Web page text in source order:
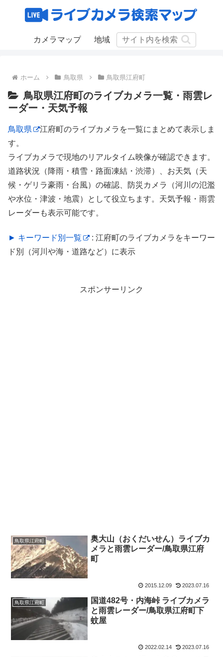
カメラマップ 地域
ホーム 鳥取県 鳥取県江府町
鳥取県江府町のライブカメラ一覧・雨雲レ
ーダー・天気予報
鳥取県
江府町のライブカメラを一覧にまとめて表示しま
す。
ライブカメラで現地のリアルタイム映像が確認できます。
道路状況（降雨・積雪・路面凍結・渋滞）、お天気（天
候・ゲリラ豪雨・台風）の確認、防災カメラ（河川の氾濫
や水位・津波・地震）として役立ちます。天気予報・雨雲
レーダーも表示可能です。
► キーワード別一覧
: 江府町のライブカメラをキーワー
ド別（河川や海・道路など）に表示
スポンサーリンク
鳥取県江府町
奥大山（おくだいせん）ライブカ
メラと雨雲レーダー/鳥取県江府
町
2015.12.09 2023.07.16
鳥取県江府町
国道482号・内海峠 ライブカメラ
と雨雲レーダー/鳥取県江府町下
蚊屋
2022.02.14 2023.07.16